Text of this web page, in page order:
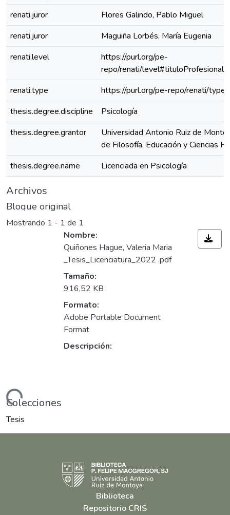
renati.juror
Flores Galindo, Pablo Miguel
renati.juror
Maguiña Lorbés, María Eugenia
renati.level
https://purl.org/pe-
repo/renati/level#tituloProfesional
renati.type
https://purl.org/pe-repo/renati/
thesis.degree.discipline
Psicología
thesis.degree.grantor
Universidad Antonio Ruiz de
de Filosofía, Educación y Ciencias
thesis.degree.name
Licenciada en Psicología
Archivos
Bloque original
Mostrando 1 - 1 de 1
Nombre:
Quiñones Hague, Valeria Maria
_Tesis_Licenciatura_2022 .pdf
Tamaño:
916,52 KB
Formato:
Adobe Portable Document
Format
Descripción:
Colecciones
Tesis
Biblioteca
Repositorio CRIS